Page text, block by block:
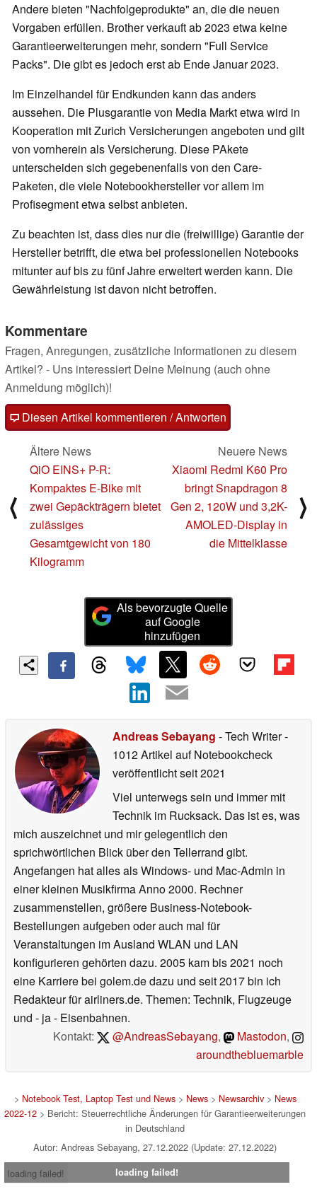
Andere bieten "Nachfolgeprodukte" an, die die neuen
Vorgaben erfüllen. Brother verkauft ab 2023 etwa keine
Garantieerweiterungen mehr, sondern "Full Service
Packs". Die gibt es jedoch erst ab Ende Januar 2023.
Im Einzelhandel für Endkunden kann das anders
aussehen. Die Plusgarantie von Media Markt etwa wird in
Kooperation mit Zurich Versicherungen angeboten und gilt
von vornherein als Versicherung. Diese PAkete
unterscheiden sich gegebenenfalls von den Care-
Paketen, die viele Notebookhersteller vor allem im
Profisegment etwa selbst anbieten.
Zu beachten ist, dass dies nur die (freiwillige) Garantie der
Hersteller betrifft, die etwa bei professionellen Notebooks
mitunter auf bis zu fünf Jahre erweitert werden kann. Die
Gewährleistung ist davon nicht betroffen.
Kommentare
Fragen, Anregungen, zusätzliche Informationen zu diesem
Artikel? - Uns interessiert Deine Meinung (auch ohne
Anmeldung möglich)!
Diesen Artikel kommentieren / Antworten
⟨
Ältere News
QiO EINS+ P-R:
Kompaktes E-Bike mit
zwei Gepäckträgern bietet
zulässiges
Gesamtgewicht von 180
Kilogramm
Neuere News
Xiaomi Redmi K60 Pro
bringt Snapdragon 8
Gen 2, 120W und 3,2K-
AMOLED-Display in
die Mittelklasse
⟩
Als bevorzugte Quelle
auf Google
hinzufügen
Andreas Sebayang - Tech Writer-
1012 Artikel auf Notebookcheck
veröffentlichtseit 2021
Viel unterwegs sein und immer mit
Technik im Rucksack. Das ist es, was
mich auszeichnet und mir gelegentlich den
sprichwörtlichen Blick über den Tellerrand gibt.
Angefangen hat alles als Windows- und Mac-Admin in
einer kleinen Musikfirma Anno 2000. Rechner
zusammenstellen, größere Business-Notebook-
Bestellungen aufgeben oder auch mal für
Veranstaltungen im Ausland WLAN und LAN
konfigurieren gehörten dazu. 2005 kam bis 2021 noch
eine Karriere bei golem.de dazu und seit 2017 bin ich
Redakteur für airliners.de. Themen: Technik, Flugzeuge
und - ja - Eisenbahnen.
Kontakt:
@AndreasSebayang, Mastodon,
aroundthebluemarble
> Notebook Test, Laptop Test und News> News> Newsarchiv> News
2022-12 > Bericht: Steuerrechtliche Änderungen für Garantieerweiterungen
in Deutschland
Autor: Andreas Sebayang, 27.12.2022 (Update: 27.12.2022)
loading failed!
loading failed!